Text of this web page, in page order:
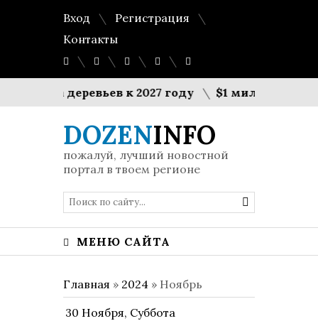
Вход
Регистрация
Контакты
деревьев к 2027 году $1 миллиард на
DOZENINFO
пожалуй, лучший новостной
портал в твоем регионе
МЕНЮ САЙТА
Главная » 2024 » Ноябрь
30 Ноября, Суббота